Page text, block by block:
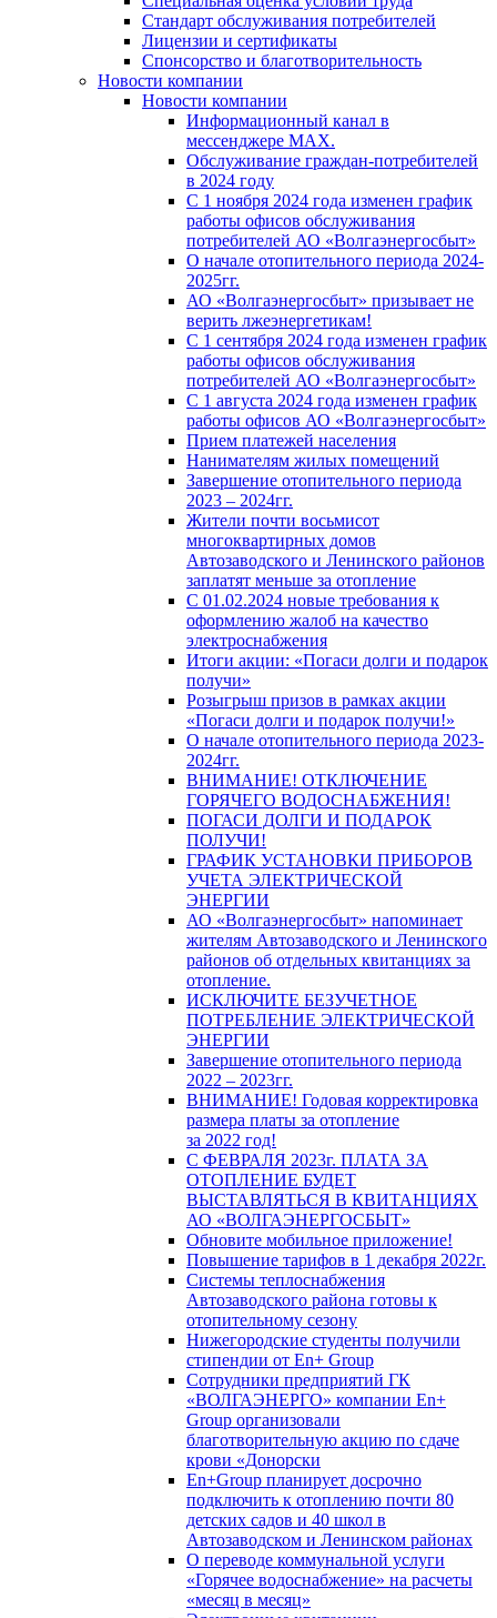
Стандарт обслуживания потребителей
Лицензии и сертификаты
Спонсорство и благотворительность
Новости компании
Новости компании
Информационный канал в
мессенджере MAX.
Обслуживание граждан-потребителей
в 2024 году
С 1 ноября 2024 года изменен график
работы офисов обслуживания
потребителей АО «Волгаэнергосбыт»
О начале отопительного периода 2024-
2025гг.
АО «Волгаэнергосбыт» призывает не
верить лжеэнергетикам!
С 1 сентября 2024 года изменен график
работы офисов обслуживания
потребителей АО «Волгаэнергосбыт»
С 1 августа 2024 года изменен график
работы офисов АО «Волгаэнергосбыт»
Прием платежей населения
Нанимателям жилых помещений
Завершение отопительного периода
2023 – 2024гг.
Жители почти восьмисот
многоквартирных домов
Автозаводского и Ленинского районов
заплатят меньше за отопление
С 01.02.2024 новые требования к
оформлению жалоб на качество
электроснабжения
Итоги акции: «Погаси долги и подарок
получи»
Розыгрыш призов в рамках акции
«Погаси долги и подарок получи!»
О начале отопительного периода 2023-
2024гг.
ВНИМАНИЕ! ОТКЛЮЧЕНИЕ
ГОРЯЧЕГО ВОДОСНАБЖЕНИЯ!
ПОГАСИ ДОЛГИ И ПОДАРОК
ПОЛУЧИ!
ГРАФИК УСТАНОВКИ ПРИБОРОВ
УЧЕТА ЭЛЕКТРИЧЕСКОЙ
ЭНЕРГИИ
АО «Волгаэнергосбыт» напоминает
жителям Автозаводского и Ленинского
районов об отдельных квитанциях за
отопление.
ИСКЛЮЧИТЕ БЕЗУЧЕТНОЕ
ПОТРЕБЛЕНИЕ ЭЛЕКТРИЧЕСКОЙ
ЭНЕРГИИ
Завершение отопительного периода
2022 – 2023гг.
ВНИМАНИЕ! Годовая корректировка
размера платы за отопление
за 2022 год!
С ФЕВРАЛЯ 2023г. ПЛАТА ЗА
ОТОПЛЕНИЕ БУДЕТ
ВЫСТАВЛЯТЬСЯ В КВИТАНЦИЯХ
АО «ВОЛГАЭНЕРГОСБЫТ»
Обновите мобильное приложение!
Повышение тарифов в 1 декабря 2022г.
Системы теплоснабжения
Автозаводского района готовы к
отопительному сезону
Нижегородские студенты получили
стипендии от En+ Group
Сотрудники предприятий ГК
«ВОЛГАЭНЕРГО» компании En+
Group организовали
благотворительную акцию по сдаче
крови «Донорски
En+Group планирует досрочно
подключить к отоплению почти 80
детских садов и 40 школ в
Автозаводском и Ленинском районах
О переводе коммунальной услуги
«Горячее водоснабжение» на расчеты
«месяц в месяц»